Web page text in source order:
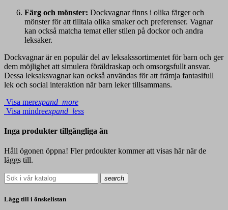
Färg och mönster: Dockvagnar finns i olika färger och
mönster för att tilltala olika smaker och preferenser. Vagnar
kan också matcha temat eller stilen på dockor och andra
leksaker.
Dockvagnar är en populär del av leksakssortimentet för barn och ger
dem möjlighet att simulera föräldraskap och omsorgsfullt ansvar.
Dessa leksaksvagnar kan också användas för att främja fantasifull
lek och social interaktion när barn leker tillsammans.
Visa merexpand_more
Visa mindreexpand_less
Inga produkter tillgängliga än
Håll ögonen öppna! Fler prdoukter kommer att visas här när de
läggs till.
search
Lägg till i önskelistan